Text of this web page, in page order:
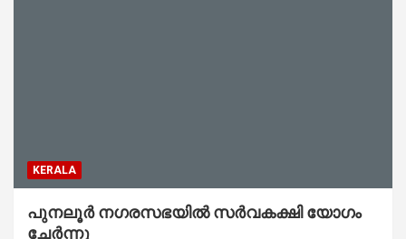
KERALA
പുനലൂർ നഗരസഭയിൽ സര്‍വകക്ഷി യോഗം
ചേര്‍ന്നു